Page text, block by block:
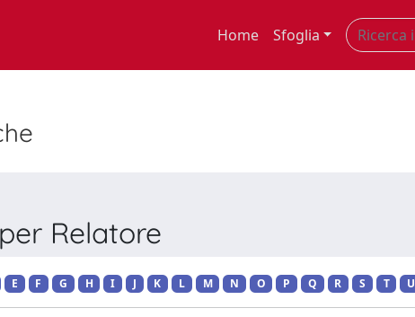
Home Sfoglia
Relatore
E F G H I J K L M N O P Q R S T U